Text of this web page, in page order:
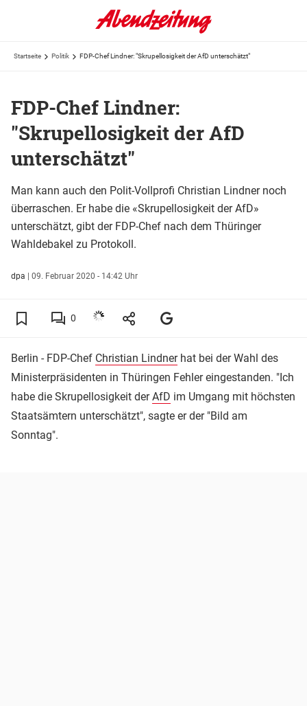
Startseite Politik FDP-Chef Lindner: "Skrupellosigkeit der AfD unterschätzt"
FDP-Chef Lindner:
"Skrupellosigkeit der AfD
unterschätzt"
Man kann auch den Polit-Vollprofi Christian Lindner noch
überraschen. Er habe die «Skrupellosigkeit der AfD»
unterschätzt, gibt der FDP-Chef nach dem Thüringer
Wahldebakel zu Protokoll.
dpa | 09. Februar 2020 - 14:42 Uhr
0
Berlin - FDP-Chef Christian Lindnerhat bei der Wahl des
Ministerpräsidenten in Thüringen Fehler eingestanden. "Ich
habe die Skrupellosigkeit derAfD im Umgang mit höchsten
Staatsämtern unterschätzt", sagte er der "Bild am
Sonntag".